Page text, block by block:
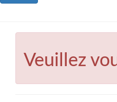
Veuillez